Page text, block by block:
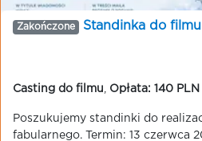
Zakończone Standinka do
Casting do filmu Opłata: 140 PLN
Poszukujemy standinki do
fabularnego. Termin: 13 czerwca